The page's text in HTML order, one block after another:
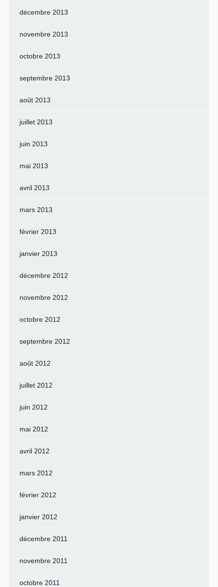
décembre 2013
novembre 2013
octobre 2013
septembre 2013
août 2013
juillet 2013
juin 2013
mai 2013
avril 2013
mars 2013
février 2013
janvier 2013
décembre 2012
novembre 2012
octobre 2012
septembre 2012
août 2012
juillet 2012
juin 2012
mai 2012
avril 2012
mars 2012
février 2012
janvier 2012
décembre 2011
novembre 2011
octobre 2011